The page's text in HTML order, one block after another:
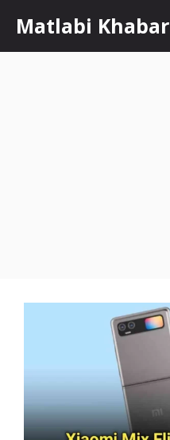
content
Matlabi Khabar